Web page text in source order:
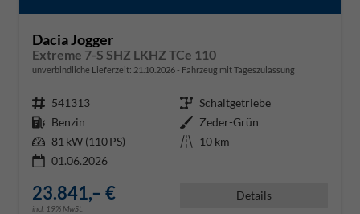
Dacia Jogger
Extreme 7-S SHZ LKHZ TCe 110
unverbindliche Lieferzeit: 21.10.2026 Fahrzeug mit Tageszulassung
Fahrzeugnr. 541313 Getriebe Schaltgetriebe
Kraftstoff Benzin Außenfarbe Zeder-Grün
Leistung 81 kW (110 PS) Kilometerstand 10 km
01.06.2026
23.841,– €
incl. 19% MwSt.
Details